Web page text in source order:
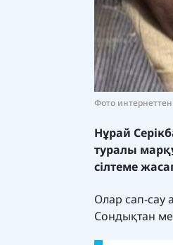
Фото
Нұрай
туралы
сілтеме
Олар сап-
Сондықтан